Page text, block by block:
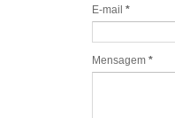
E-mail *
Mensagem *